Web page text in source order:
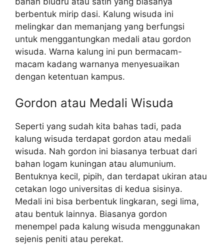
berbentuk mirip dasi. Kalung wisuda ini
melingkar dan memanjang yang berfungsi
untuk menggantungkan medali atau gordon
wisuda. Warna kalung ini pun bermacam-
macam kadang warnanya menyesuaikan
dengan ketentuan kampus.
Gordon atau Medali Wisuda
Seperti yang sudah kita bahas tadi, pada
kalung wisuda terdapat gordon atau medali
wisuda. Nah gordon ini biasanya terbuat dari
bahan logam kuningan atau alumunium.
Bentuknya kecil, pipih, dan terdapat ukiran atau
cetakan logo universitas di kedua sisinya.
Medali ini bisa berbentuk lingkaran, segi lima,
atau bentuk lainnya. Biasanya gordon
menempel pada kalung wisuda menggunakan
sejenis peniti atau perekat.